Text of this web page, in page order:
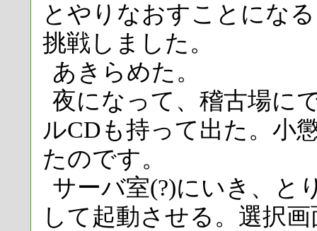
とやりなおすことにな
挑戦しました。
あきらめた。
夜になって、稽古場に
ルCDも持って出た。小
たのです。
サーバ室(?)にいき、と
して起動させる。選択